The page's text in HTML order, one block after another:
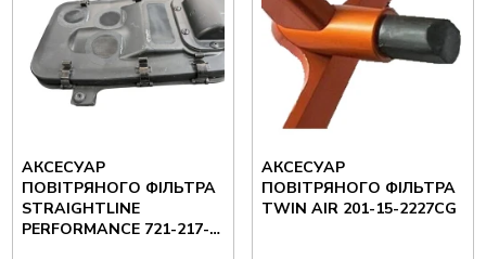
АКСЕСУАР
ПОВІТРЯНОГО ФІЛЬТРА
STRAIGHTLINE
PERFORMANCE 721-217-
АКСЕСУАР
ПОВІТРЯНОГО ФІЛЬТРА
TWIN AIR 201-15-2227CG